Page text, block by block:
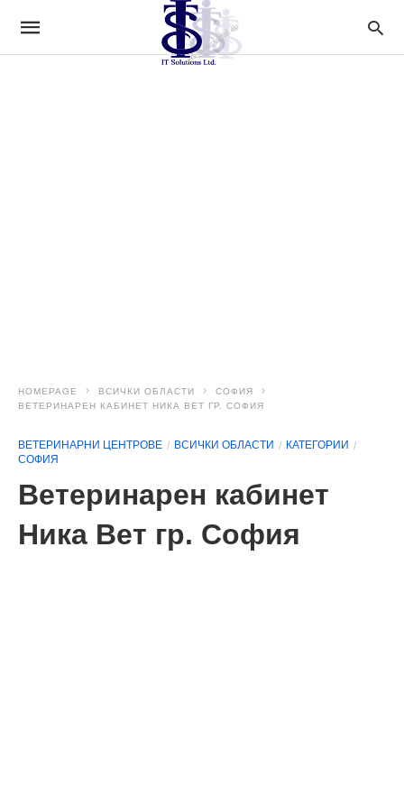
HOMEPAGE ВСИЧКИ ОБЛАСТИ
СОФИЯ
ВЕТЕРИНАРЕН КАБИНЕТ НИКА ВЕТ ГР. СОФИЯ
ВЕТЕРИНАРНИ ЦЕНТРОВЕ ВСИЧКИ ОБЛАСТИ
КАТЕГОРИИ
СОФИЯ
Ветеринарен кабинет
Ника Вет гр. София